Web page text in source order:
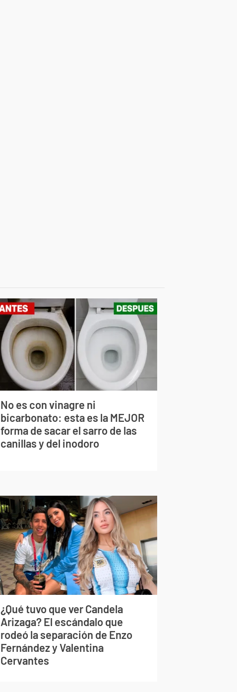
No es con vinagre ni
bicarbonato: esta es la MEJOR
forma de sacar el sarro de las
canillas y del inodoro
¿Qué tuvo que ver Candela
Arizaga? El escándalo que
rodeó la separación de Enzo
Fernández y Valentina
Cervantes